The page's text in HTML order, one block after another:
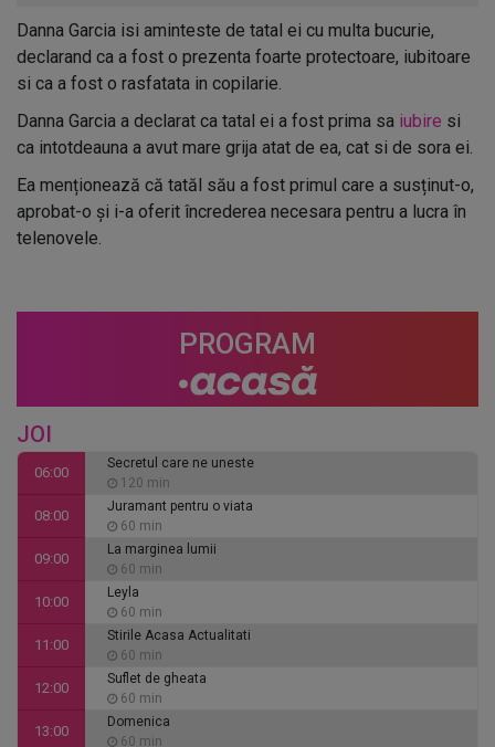
Danna Garcia isi aminteste de tatal ei cu multa bucurie,
declarand ca a fost o prezenta foarte protectoare, iubitoare
si ca a fost o rasfatata in copilarie.
Danna Garcia a declarat ca tatal ei a fost prima sa iubire si
ca intotdeauna a avut mare grija atat de ea, cat si de sora ei.
Ea menționează că tatăl său a fost primul care a susținut-o,
aprobat-o și i-a oferit încrederea necesara pentru a lucra în
telenovele.
PROGRAM
JOI
06:00
Secretul care ne uneste
120 min
08:00
Juramant pentru o viata
60 min
09:00
La marginea lumii
60 min
10:00
Leyla
60 min
11:00
Stirile Acasa Actualitati
60 min
12:00
Suflet de gheata
60 min
13:00
Domenica
60 min